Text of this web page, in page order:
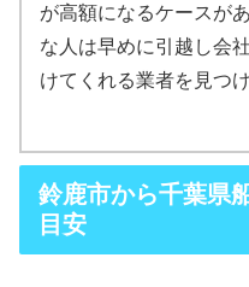
が高額になるケースが
な人は早めに引越し会
けてくれる業者を見つ
鈴鹿市から千葉県
目安